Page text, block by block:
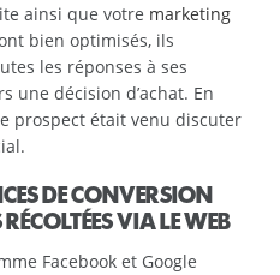
ainsi que votre marketing
bien optimisés, ils
les réponses à ses
une décision d’achat. En
prospect était venu discuter
DE CONVERSION
VIA LE WEB
Facebook et Google